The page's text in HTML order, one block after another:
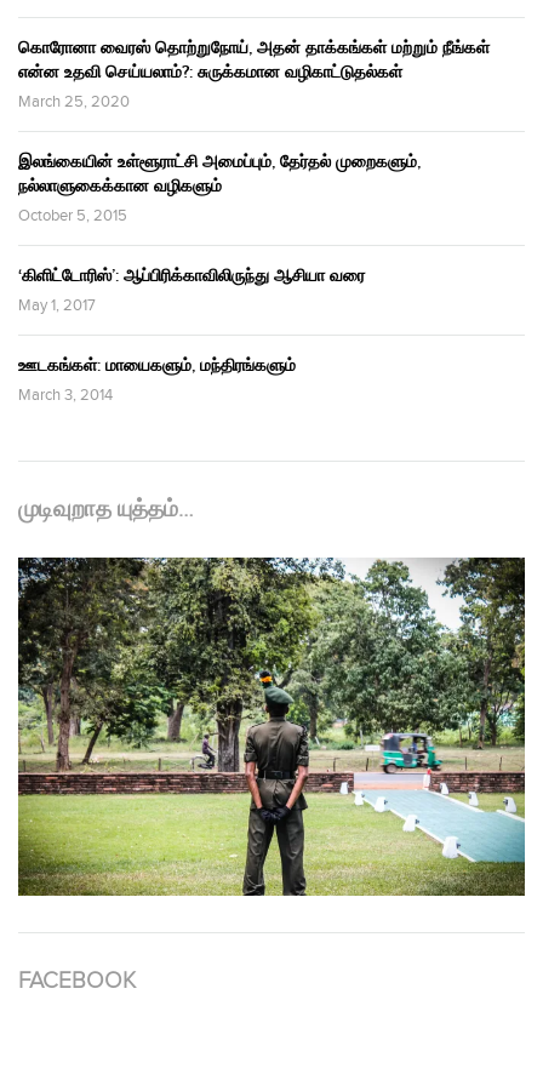
கொரோனா வைரஸ் தொற்றுநோய், அதன் தாக்கங்கள் மற்றும் நீங்கள்
என்ன உதவி செய்யலாம்?: சுருக்கமான வழிகாட்டுதல்கள்
March 25, 2020
இலங்கையின் உள்ளூராட்சி அமைப்பும், தேர்தல் முறைகளும்,
நல்லாளுகைக்கான வழிகளும்
October 5, 2015
‘கிளிட்டோரிஸ்’: ஆப்பிரிக்காவிலிருந்து ஆசியா வரை
May 1, 2017
ஊடகங்கள்: மாயைகளும், மந்திரங்களும்
March 3, 2014
முடிவுறாத யுத்தம்…
FACEBOOK